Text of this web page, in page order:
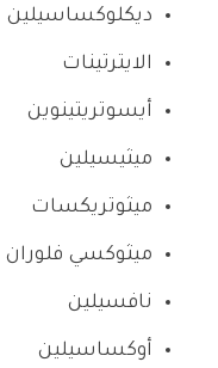
ديكلوكساسيلين
الايترتينات
أيسوتريتينوين
ميثيسيلين
ميثوتريكسات
ميثوكسي فلوران
نافسيلين
أوكساسيلين